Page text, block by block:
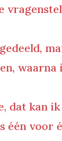
dat kan
voor